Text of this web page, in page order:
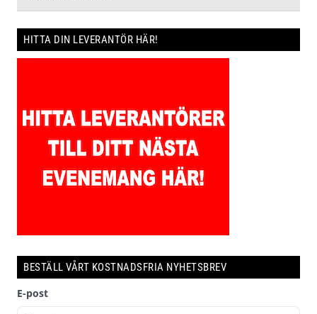
HITTA DIN LEVERANTÖR HÄR!
BESTÄLL VÅRT KOSTNADSFRIA NYHETSBREV
E-post